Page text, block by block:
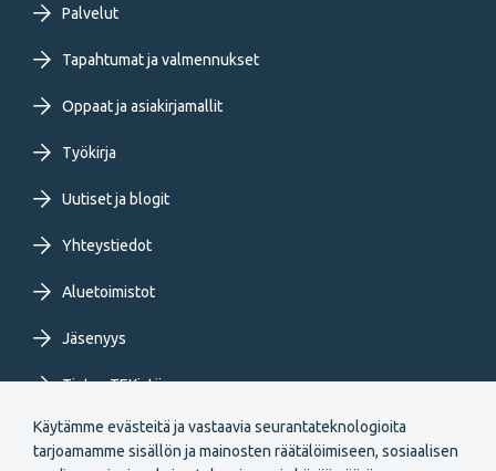
Käytämme evästeitä ja vastaavia seurantateknologioita
tarjoamamme sisällön ja mainosten räätälöimiseen, sosiaalisen
Footer
primary
menu
FI
Palvelut
Tapahtumat ja valmennukset
Oppaat ja asiakirjamallit
Työkirja
Uutiset ja blogit
Yhteystiedot
Aluetoimistot
Jäsenyys
Tietoa TEKistä
Extranet